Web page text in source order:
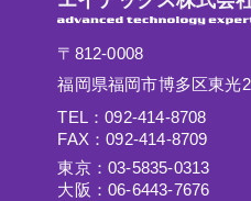
〒812-0008
福岡県福岡市博多区東光
TEL：092-414-8708
FAX：092-414-8709
東京：03-5835-0313
大阪：06-6443-7676